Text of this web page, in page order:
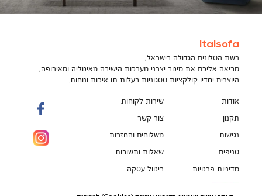
Italsofa
רשת הסלונים הגדולה בישראל,
מביאה אליכם את מיטב יצרני מערכות הישיבה מאיטליה ומאירופה,
היוצרים יחדיו קולקציות ססגוניות בעלות תו איכות ונוחות.
אודות
תקנון
נגישות
סניפים
מדיניות פרטיות
שירות לקוחות
צור קשר
משלוחים והחזרות
שאלות ותשובות
ביטול עסקה